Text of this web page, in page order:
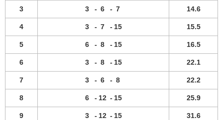
3 3 - 6 - 7 14.6
4 3 - 7 - 15 15.5
5 6 - 8 - 15 16.5
6 3 - 8 - 15 22.1
7 3 - 6 - 8 22.2
8 6 - 12 - 15 25.9
9 3 - 12 - 15 31.6